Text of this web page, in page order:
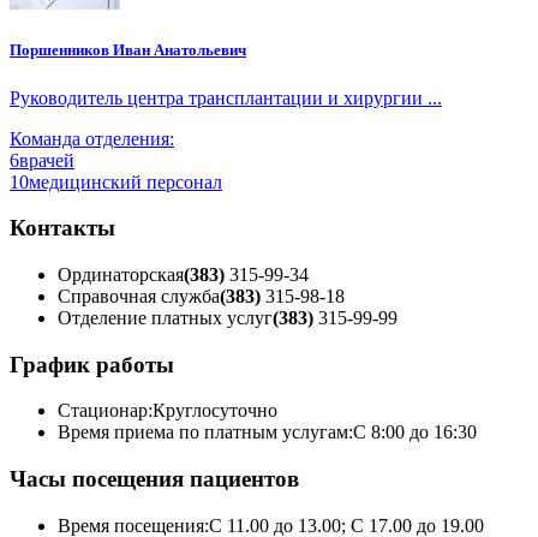
Поршенников Иван Анатольевич
Руководитель центра трансплантации и хирургии ...
Команда отделения:
6врачей
10медицинский персонал
Контакты
Ординаторская(383) 315-99-34
Справочная служба(383) 315-98-18
Отделение платных услуг(383) 315-99-99
График работы
Стационар:Круглосуточно
Время приема по платным услугам:С 8:00 до 16:30
Часы посещения пациентов
Время посещения:С 11.00 до 13.00; С 17.00 до 19.00